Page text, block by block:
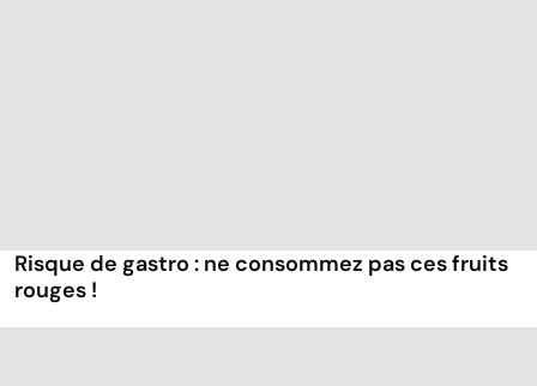
Risque de gastro : ne consommez pas ces fruits
rouges !